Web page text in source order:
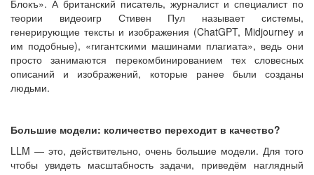
Блокъ». А британский писатель, журналист и специалист по
теории видеоигр Стивен Пул называет системы,
генерирующие тексты и изображения (ChatGPT, Midjourney и
им подобные), «гигантскими машинами плагиата», ведь они
просто занимаются перекомбинированием тех словесных
описаний и изображений, которые ранее были созданы
людьми.
Большие модели: количество переходит в качество?
LLM — это, действительно, очень большие модели. Для того
чтобы увидеть масштабность задачи, приведём наглядный